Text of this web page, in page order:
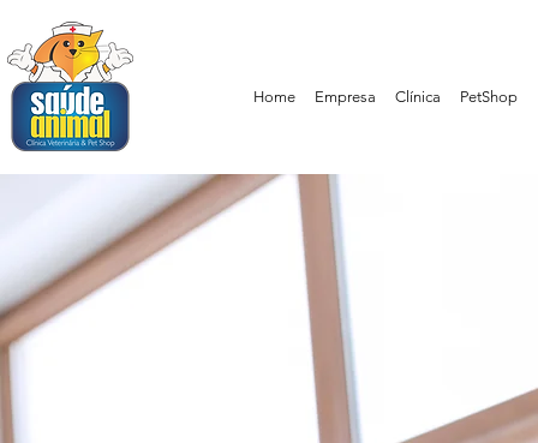
Home Empresa Clínica PetShop